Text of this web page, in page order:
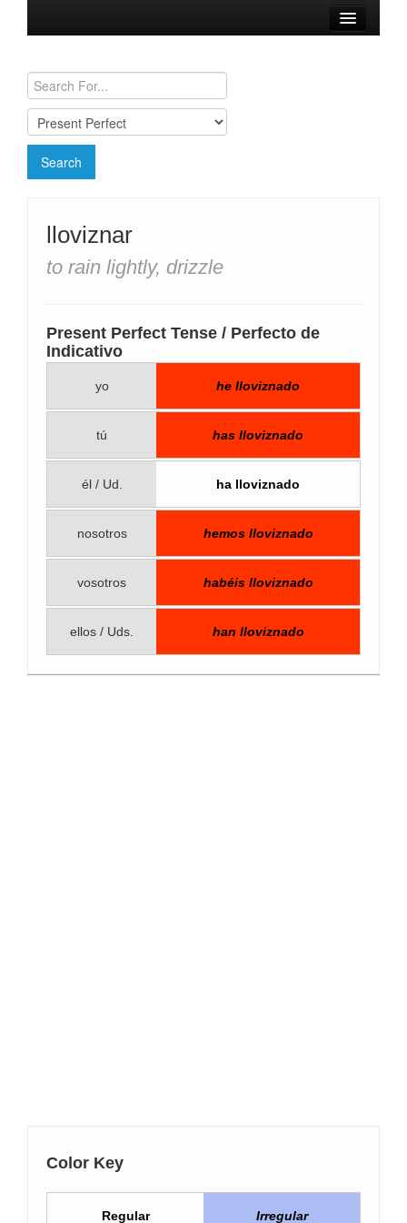
Conjugation Charts
Need a Spanish Tutor?
lloviznar
to rain lightly, drizzle
Present Perfect Tense / Perfecto de
Indicativo
yo he lloviznado
tú has lloviznado
él / Ud. ha lloviznado
nosotros hemos lloviznado
vosotros habéis lloviznado
ellos / Uds. han lloviznado
Color Key
Regular Irregular